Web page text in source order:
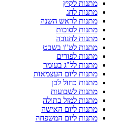
מתנות לקיץ
מתנות לחג
מתנות לראש השנה
מתנות לסוכות
מתנות לחנוכה
מתנות לט"ו בשבט
מתנות לפורים
מתנות לל"ג בעומר
מתנות ליום העצמאות
מתנות כחול לבן
מתנות לשבועות
מתנות למזל בתולה
מתנות ליום האישה
מתנות ליום המשפחה